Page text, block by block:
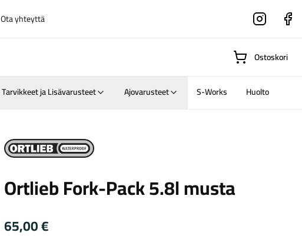
Ota yhteyttä Instagram
Suositut osastot
Gravel-
Ostoskori
Tarvikkeet ja Lisävarusteet Ajovarusteet S-Works Huolto
Ortlieb Fork-Pack 5.8l musta
65,00€